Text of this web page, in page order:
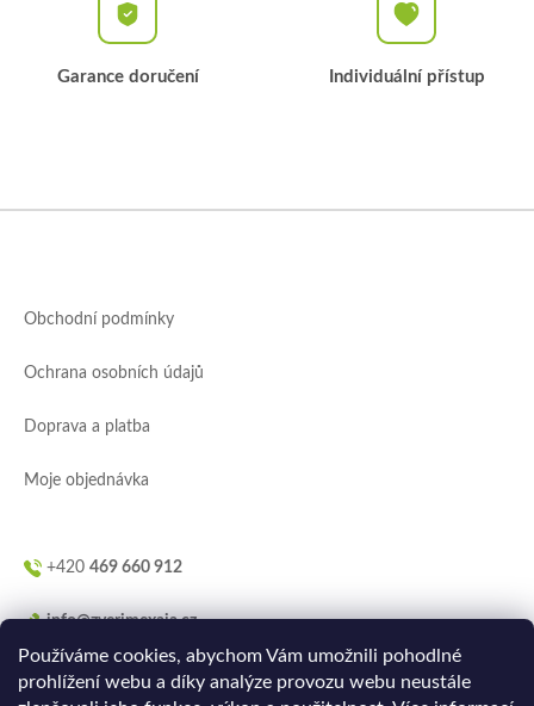
Používáme cookies, abychom Vám umožnili pohodlné
prohlížení webu a díky analýze provozu webu neustále
Garance doručení Individuální přístup
Obchodní podmínky
Ochrana osobních údajů
Doprava a platba
Moje objednávka
+420 469 660 912
info@zverimexaja.cz